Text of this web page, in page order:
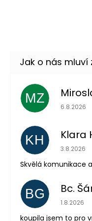
MZ
6.8.2026
KH Klara
3.8.2026
Skvělá komunikace
BG Bc.
1.8.2026
koupila jsem to pro